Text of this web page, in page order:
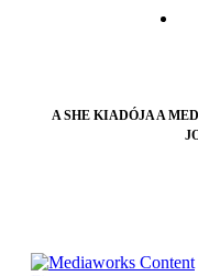
A SHE KIADÓJA A